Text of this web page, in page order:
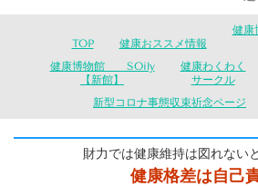
TOP 健康おススメ情報
健
健康博物館 SOily
【新館】
健康わくわく
サークル
新型コロナ事態収束祈念ページ
財力では健康維持は図れない
健康格差は自己